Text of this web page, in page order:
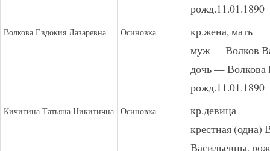
рожд.11.01.1890
Волкова Евдокия Лазаревна Осиновка
кр.жена, мать
муж — Волков
дочь — Волкова
рожд.11.01.1890
Кичигина Татьяна Никитична Осиновка
кр.девица
крестная
Васильевны,